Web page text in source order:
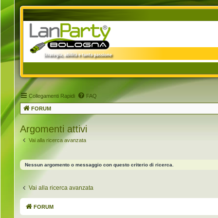
Collegamenti Rapidi FAQ
FORUM
Argomenti attivi
Vai alla ricerca avanzata
Nessun argomento o messaggio con questo criterio di ricerca.
Vai alla ricerca avanzata
FORUM